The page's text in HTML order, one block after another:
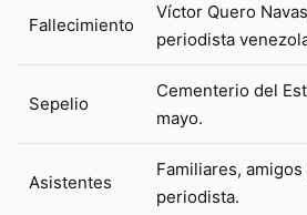
Fallecimiento
Víctor Quero
periodista
Sepelio
Cementerio del
mayo.
Asistentes
Familiares,
periodista.